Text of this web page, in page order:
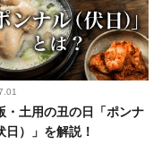
・土用の丑の日「ポンナ
日）」を解説！